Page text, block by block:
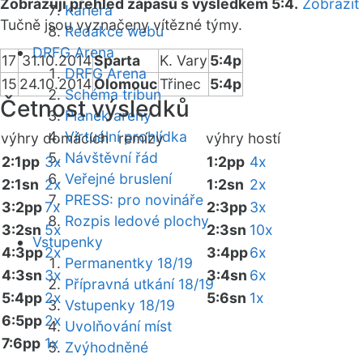
Kariéra
Redakce webu
DRFG Arena
DRFG Arena
Schéma tribun
Plánek areny
Virtuální prohlídka
Návštěvní řád
Veřejné bruslení
PRESS: pro novináře
Rozpis ledové plochy
Vstupenky
Permanentky 18/19
Přípravná utkání 18/19
Vstupenky 18/19
Uvolňování míst
Zvýhodněné
Zobrazuji přehled zápasů s výsledkem 5:4. Zobrazit
Tučně jsou vyznačeny vítězné týmy.
17 31.10.2014Sparta K. Vary 5:4p
15 24.10.2014OlomoucTřinec 5:4p
Četnost výsledků
výhry domácíchremízy výhry hostí
2:1pp 3x
2:1sn 2x
3:2pp7x
3:2sn 5x
4:3pp2x
4:3sn 3x
5:4pp2x
6:5pp2x
7:6pp 1x
1:2pp 4x
1:2sn 2x
2:3pp3x
2:3sn 10x
3:4pp6x
3:4sn 6x
5:6sn 1x